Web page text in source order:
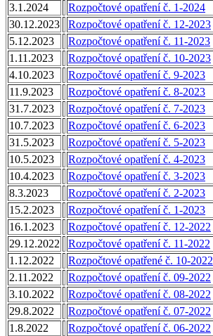
3.1.2024
Rozpočtové opatření č. 1-2024
30.12.2023
Rozpočtové opatření č. 12-2023
5.12.2023
Rozpočtové opatření č. 11-2023
1.11.2023
Rozpočtové opatření č. 10-2023
4.10.2023
Rozpočtové opatření č. 9-2023
11.9.2023
Rozpočtové opatření č. 8-2023
31.7.2023
Rozpočtové opatření č. 7-2023
10.7.2023
Rozpočtové opatření č. 6-2023
31.5.2023
Rozpočtové opatření č. 5-2023
10.5.2023
Rozpočtové opatření č. 4-2023
10.4.2023
Rozpočtové opatření č. 3-2023
8.3.2023
Rozpočtové opatření č. 2-2023
15.2.2023
Rozpočtové opatření č. 1-2023
16.1.2023
Rozpočtové opatření č. 12-2022
29.12.2022
Rozpočtové opatření č. 11-2022
1.12.2022
Rozpočtové opatřené č. 10-2022
2.11.2022
Rozpočtové opatření č. 09-2022
3.10.2022
Rozpočtové opatření č. 08-2022
29.8.2022
Rozpočtové opatření č. 07-2022
1.8.2022
Rozpočtové opatření č. 06-2022